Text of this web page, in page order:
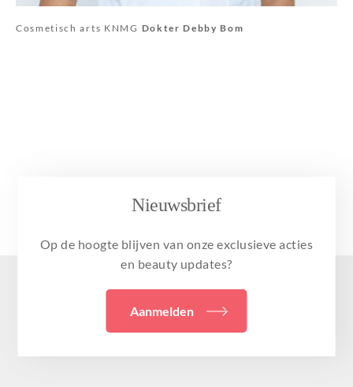
Cosmetisch arts KNMG Dokter Debby Bom
Nieuwsbrief
Op de hoogte blijven van onze exclusieve acties
en beauty updates?
Aanmelden